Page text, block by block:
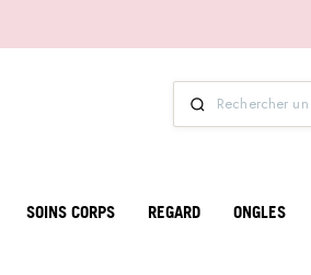
SOINS CORPS REGARD ONGLES